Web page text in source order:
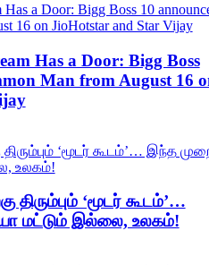
Has a Door: Bigg Boss
Man from August 16
திரும்பும் ‘மூடர் கூடம்’…
மட்டும் இல்லை, உலகம்!